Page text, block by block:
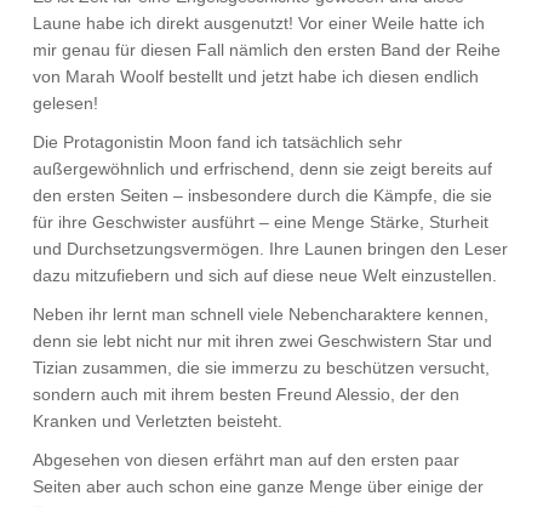
Laune habe ich direkt ausgenutzt! Vor einer Weile hatte ich
mir genau für diesen Fall nämlich den ersten Band der Reihe
von Marah Woolf bestellt und jetzt habe ich diesen endlich
gelesen!
Die Protagonistin Moon fand ich tatsächlich sehr
außergewöhnlich und erfrischend, denn sie zeigt bereits auf
den ersten Seiten – insbesondere durch die Kämpfe, die sie
für ihre Geschwister ausführt – eine Menge Stärke, Sturheit
und Durchsetzungsvermögen. Ihre Launen bringen den Leser
dazu mitzufiebern und sich auf diese neue Welt einzustellen.
Neben ihr lernt man schnell viele Nebencharaktere kennen,
denn sie lebt nicht nur mit ihren zwei Geschwistern Star und
Tizian zusammen, die sie immerzu zu beschützen versucht,
sondern auch mit ihrem besten Freund Alessio, der den
Kranken und Verletzten beisteht.
Abgesehen von diesen erfährt man auf den ersten paar
Seiten aber auch schon eine ganze Menge über einige der